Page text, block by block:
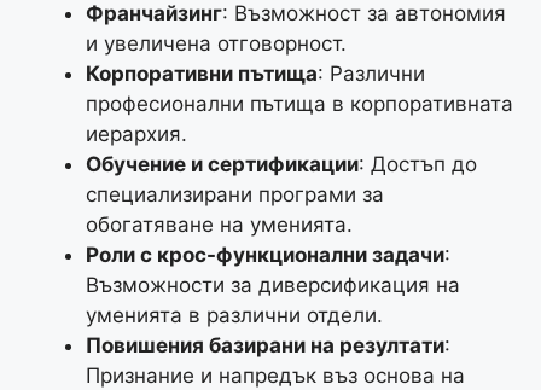
Франчайзинг: Възможност за автономия
и увеличена отговорност.
Корпоративни пътища: Различни
професионални пътища в корпоративната
иерархия.
Обучение и сертификации: Достъп до
специализирани програми за
обогатяване на уменията.
Роли с крос-функционални задачи:
Възможности за диверсификация на
уменията в различни отдели.
Повишения базирани на резултати:
Признание и напредък въз основа на